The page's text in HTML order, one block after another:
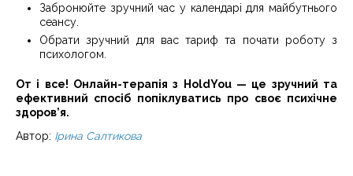
Забронюйте зручний час у календарі для майбутнього
сеансу.
Обрати зручний для вас тариф та почати роботу з
психологом.
От і все! Онлайн-терапія з HoldYou — це зручний та
ефективний спосіб попіклуватись про своє психічне
здоров’я.
Автор: Ірина Салтикова